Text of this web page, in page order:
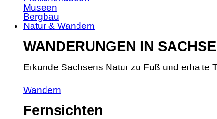
Museen
Bergbau
Natur & Wandern
WANDERUNGEN IN
Erkunde Sachsens Natur zu Fuß und erhalte
Wandern
Fernsichten